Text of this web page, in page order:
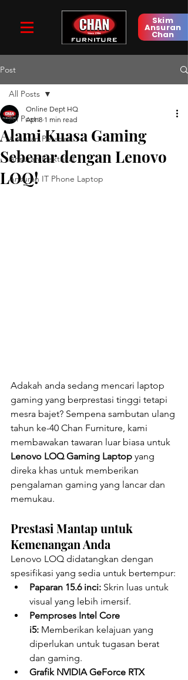
Skim
Ansuran
Chan
Post
All Posts
Ansuran Perabot
Ansuran Elektrikal
Ansuran IT Phone Laptop
All Posts
Alami Kuasa Gaming
Sebenar dengan Lenovo
LOQ!
Online Dept HQ
Apr 8 1 min read
Adakah anda sedang mencari laptop
gaming yang berprestasi tinggi tetapi
mesra bajet? Sempena sambutan ulang
tahun ke-40 Chan Furniture, kami
membawakan tawaran luar biasa untuk
Lenovo LOQ Gaming Laptop yang
direka khas untuk memberikan
pengalaman gaming yang lancar dan
memukau.
Prestasi Mantap untuk
Kemenangan Anda
Lenovo LOQ didatangkan dengan
spesifikasi yang sedia untuk bertempur:
Paparan 15.6 inci: Skrin luas untuk
visual yang lebih imersif.
Pemproses Intel Core
i5: Memberikan kelajuan yang
diperlukan untuk tugasan berat
dan gaming.
Grafik NVIDIA GeForce RTX